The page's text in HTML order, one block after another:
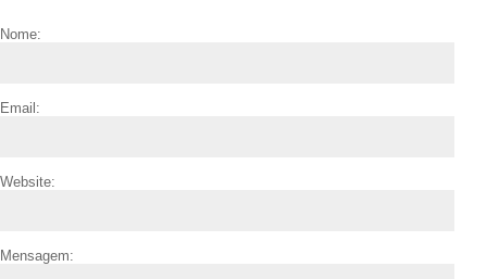
Nome:
Email:
Website:
Mensagem: